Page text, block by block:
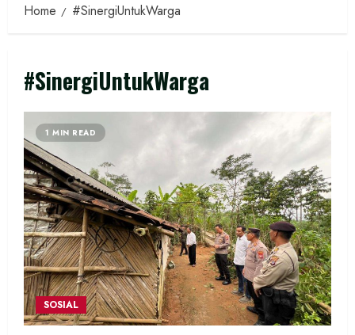
Home #SinergiUntukWarga
#SinergiUntukWarga
1 MIN READ
SOSIAL